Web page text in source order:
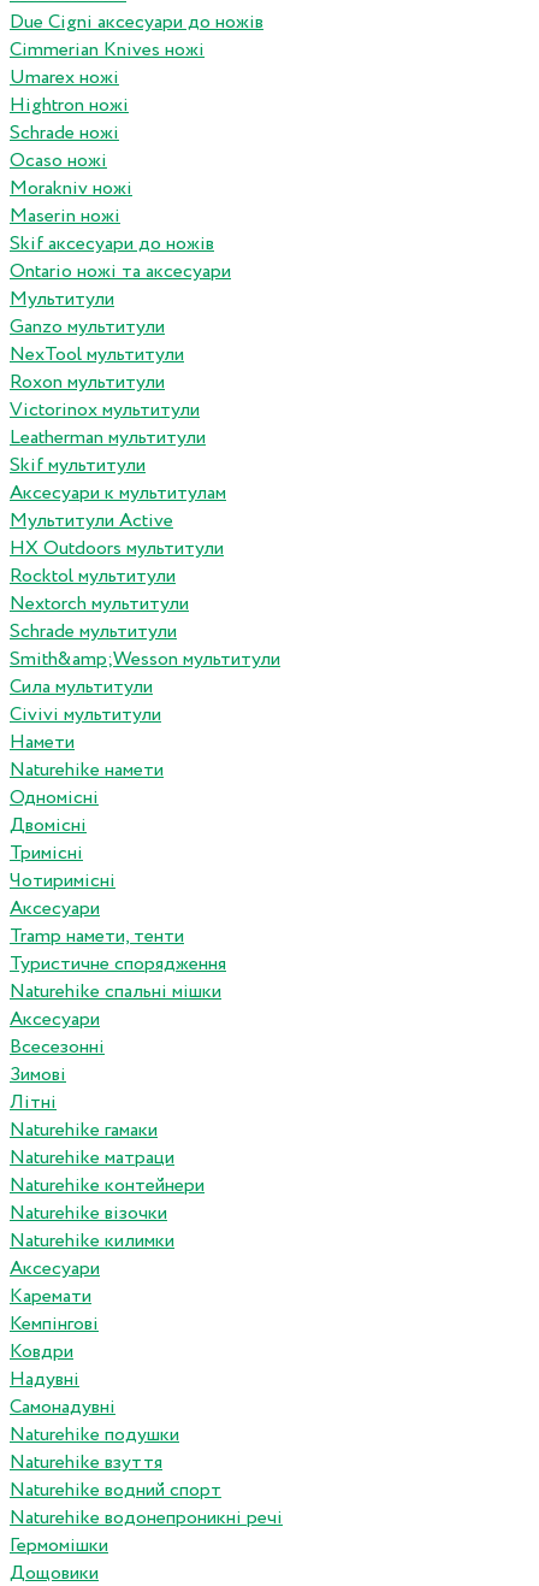
Due Cigni аксесуари до ножів
Cimmerian Knives ножі
Umarex ножі
Hightron ножі
Schrade ножі
Ocaso ножі
Morakniv ножі
Maserin ножі
Skif аксесуари до ножів
Ontario ножі та аксесуари
Мультитули
Ganzo мультитули
NexTool мультитули
Roxon мультитули
Victorinox мультитули
Leatherman мультитули
Skif мультитули
Аксесуари к мультитулам
Мультитули Active
HX Outdoors мультитули
Rocktol мультитули
Nextorch мультитули
Schrade мультитули
Smith&amp;Wesson мультитули
Сила мультитули
Civivi мультитули
Намети
Naturehike намети
Одномісні
Двомісні
Тримісні
Чотиримісні
Аксесуари
Tramp намети, тенти
Туристичне спорядження
Naturehike спальні мішки
Аксесуари
Всесезонні
Зимові
Літні
Naturehike гамаки
Naturehike матраци
Naturehike контейнери
Naturehike візочки
Naturehike килимки
Аксесуари
Каремати
Кемпінгові
Ковдри
Надувні
Самонадувні
Naturehike подушки
Naturehike взуття
Naturehike водний спорт
Naturehike водонепроникні речі
Гермомішки
Дощовики